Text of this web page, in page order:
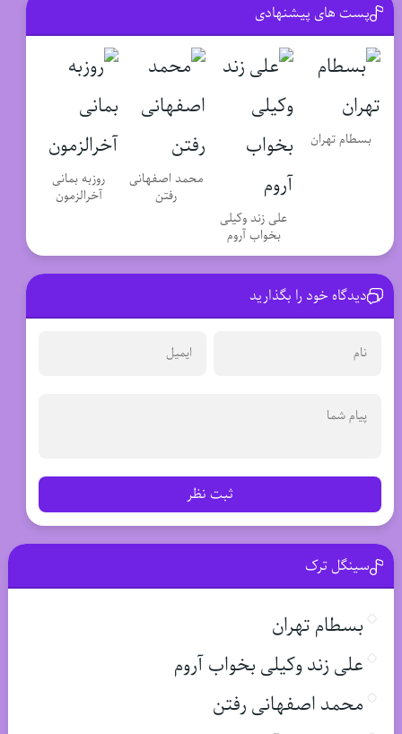
پست های پیشنهادی
بسطام تهران
علی زند وکیلی
بخواب آروم
محمد اصفهانی
رفتن
روزبه بمانی
آخرالزمون
دیدگاه خود را بگذارید
ثبت نظر
سینگل ترک
بسطام تهران
علی زند وکیلی بخواب آروم
محمد اصفهانی رفتن